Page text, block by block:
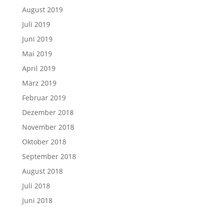
August 2019
Juli 2019
Juni 2019
Mai 2019
April 2019
März 2019
Februar 2019
Dezember 2018
November 2018
Oktober 2018
September 2018
August 2018
Juli 2018
Juni 2018